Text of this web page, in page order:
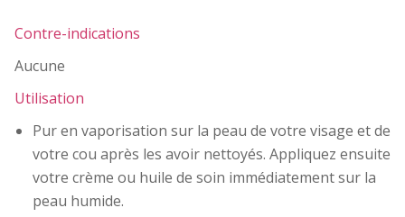
Contre-indications
Aucune
Utilisation
Pur en vaporisation sur la peau de votre visage et de
votre cou après les avoir nettoyés. Appliquez ensuite
votre crème ou huile de soin immédiatement sur la
peau humide.